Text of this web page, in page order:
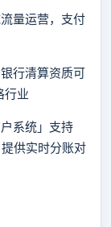
量运营，支付
行清算资质可
行业
系统」支持
供实时分账对